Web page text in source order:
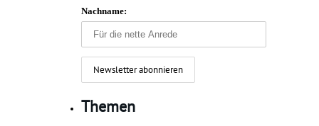
Nachname:
Themen